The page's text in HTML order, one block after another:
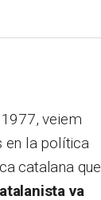
veiem
en la política
catalana que
va